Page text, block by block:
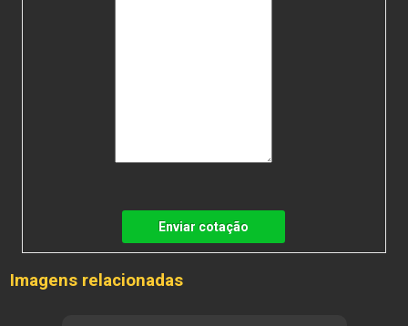
Enviar cotação
Imagens relacionadas